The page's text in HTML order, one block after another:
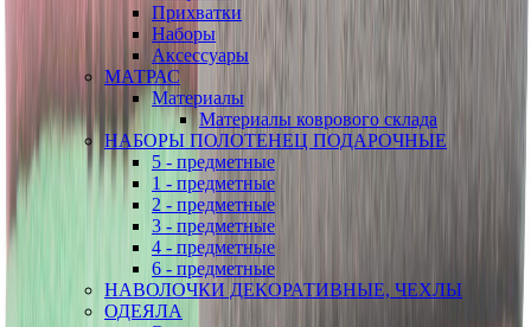
Прихватки
Наборы
Аксессуары
МАТРАС
Материалы
Материалы коврового склада
НАБОРЫ ПОЛОТЕНЕЦ ПОДАРОЧНЫЕ
5 - предметные
1 - предметные
2 - предметные
3 - предметные
4 - предметные
6 - предметные
НАВОЛОЧКИ ДЕКОРАТИВНЫЕ, ЧЕХЛЫ
ОДЕЯЛА